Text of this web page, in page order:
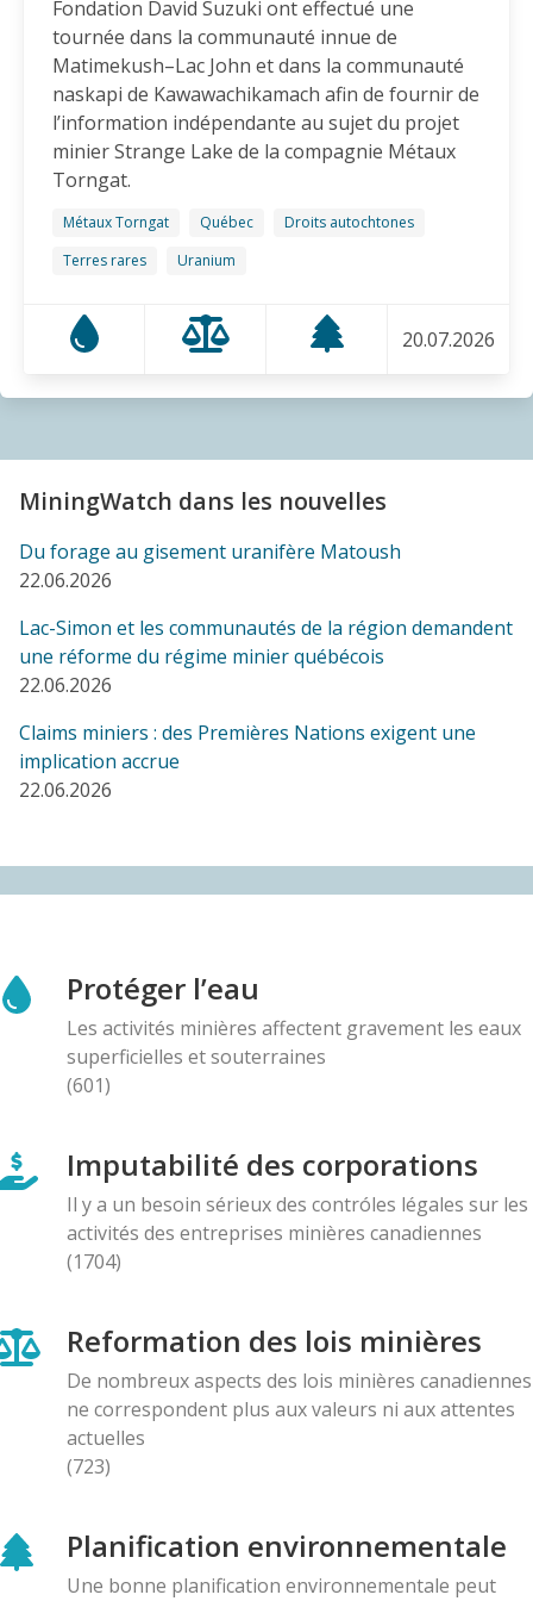
impacts sur l’eau
14.11.2025
BLOG ENTRY
Congrès QMM | Programmation
11.11.2025
Destruction de lacs pour y déverser des déchets
31.10.2025
20.10.2025
COMMUNIQUÉ
Représentantes autochtones Xinka demandent au
Canada de respecter leur autodétermination face à
une mine canadienne au Guatemala
23.09.2025
AMI(E)S DE MINES ALERTE
Référendum sur le projet de mine à ciel ouvert de
graphite en Outaouais : les citoyens des 5
Canada pour exiger le respect de
l'autodétermination des peuples autochtones au
Guatemala
25.08.2025
Une première au Québec : Un projet de mine de
graphite à ciel ouvert en zone de villégiature fera
l'objet d'un référendum dans cinq municipalités de
l'Outaouais. Le Comité du Non lance sa campagne «
Le 31 août je vote NON »
BLOG ENTRY
Lettre au Ministre de l'Environnement: Demande de
ne pas céder à la pression exercée par la minière
Ressources Falco
12.06.2025
AMI(E)S DE MINES ALERTE
Attac Québec dévoile la puissante machine de
lobbyisme de Glencore, qui reçoit son Prix du lobby
Fondation David Suzuki ont effectué une
tournée dans la communauté innue de
Matimekush–Lac John et dans la communauté
naskapi de Kawawachikamach afin de fournir de
l’information indépendante au sujet du projet
minier Strange Lake de la compagnie Métaux
Torngat.
Métaux Torngat Québec
Droits autochtones
Terres rares
Uranium
20.07.2026
MiningWatch dans les nouvelles
Du forage au gisement uranifère Matoush
22.06.2026
Lac-Simon et les communautés de la région demandent
une réforme du régime minier québécois
22.06.2026
Claims miniers : des Premières Nations exigent une
implication accrue
22.06.2026
Protéger l’eau
Les activités minières affectent gravement les eaux
superficielles et souterraines
(601)
Imputabilité des corporations
Il y a un besoin sérieux des contróles légales sur les
activités des entreprises minières canadiennes
(1704)
Reformation des lois minières
De nombreux aspects des lois minières canadiennes
ne correspondent plus aux valeurs ni aux attentes
actuelles
(723)
Planification environnementale
Une bonne planification environnementale peut